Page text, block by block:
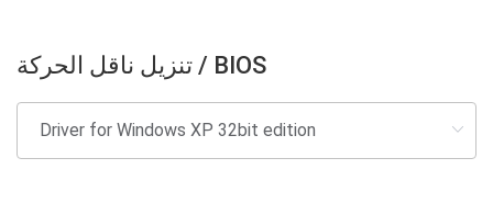
تنزيل ناقل الحركة / BIOS